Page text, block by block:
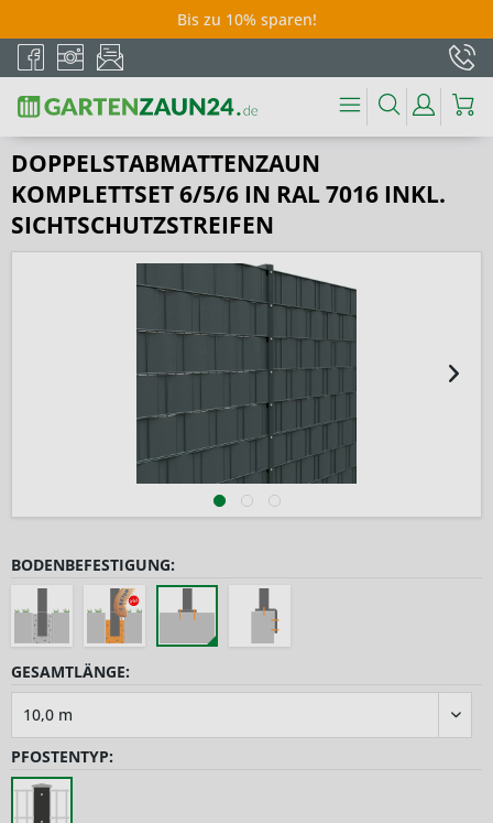
Bis zu 10% sparen!
DOPPELSTABMATTENZAUN
KOMPLETTSET 6/5/6 IN RAL 7016 INKL.
SICHTSCHUTZSTREIFEN
BODENBEFESTIGUNG:
GESAMTLÄNGE:
PFOSTENTYP: